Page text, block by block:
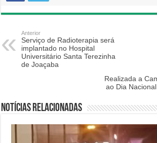
Anterior
Serviço de Radioterapia será
implantado no Hospital
Universitário Santa Terezinha
de Joaçaba
Realizada a
ao Dia
Notícias relacionadas